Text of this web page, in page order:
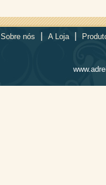
Sobre nós A Loja